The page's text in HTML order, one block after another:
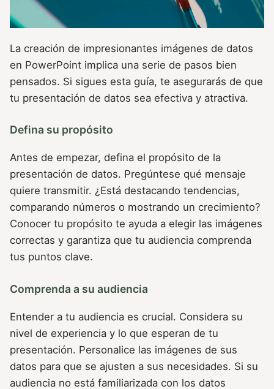
La creación de impresionantes imágenes de datos
en PowerPoint implica una serie de pasos bien
pensados. Si sigues esta guía, te asegurarás de que
tu presentación de datos sea efectiva y atractiva.
Defina su propósito
Antes de empezar, defina el propósito de la
presentación de datos. Pregúntese qué mensaje
quiere transmitir. ¿Está destacando tendencias,
comparando números o mostrando un crecimiento?
Conocer tu propósito te ayuda a elegir las imágenes
correctas y garantiza que tu audiencia comprenda
tus puntos clave.
Comprenda a su audiencia
Entender a tu audiencia es crucial. Considera su
nivel de experiencia y lo que esperan de tu
presentación. Personalice las imágenes de sus
datos para que se ajusten a sus necesidades. Si su
audiencia no está familiarizada con los datos